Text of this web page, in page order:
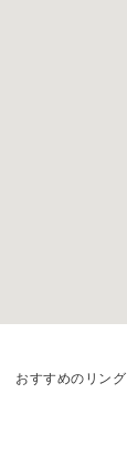
おすすめのリング